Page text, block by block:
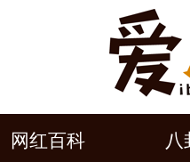
网红百科 八